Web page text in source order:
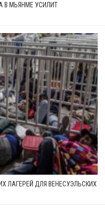
В МЬЯНМЕ УСИЛИТ
ЛАГЕРЕЙ ДЛЯ ВЕНЕСУЭЛЬСКИХ